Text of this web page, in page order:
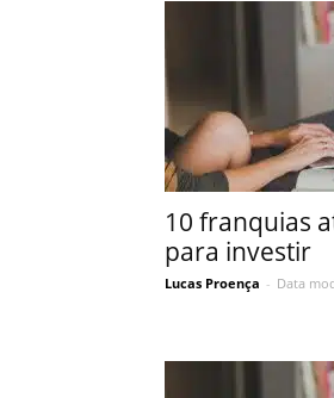
10 franquias
para investir
Lucas Proença - Data